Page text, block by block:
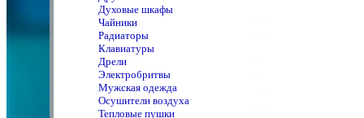
Духовые шкафы
Чайники
Радиаторы
Клавиатуры
Дрели
Электробритвы
Мужская одежда
Осушители воздуха
Тепловые пушки